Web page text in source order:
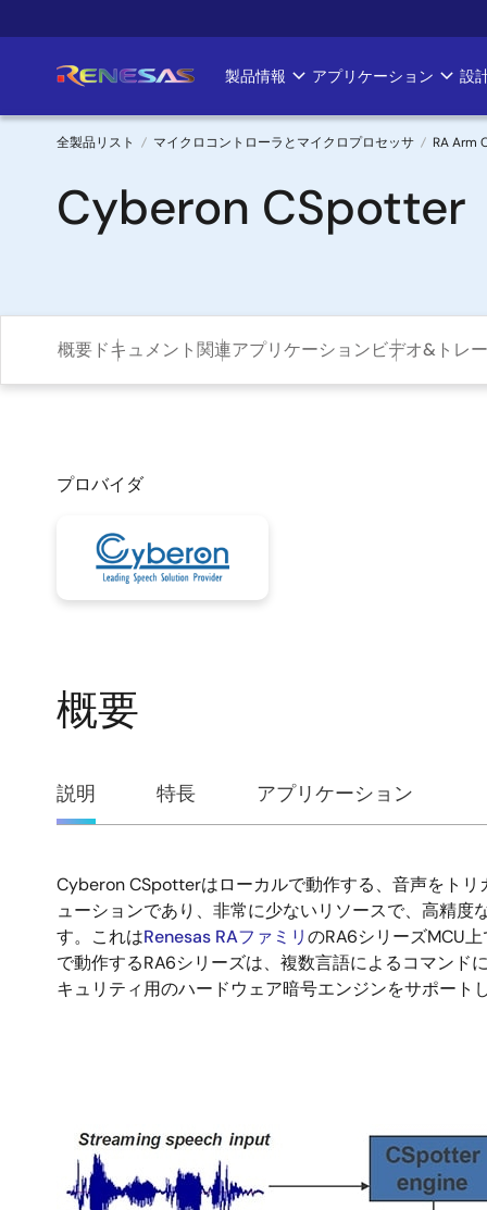
イ
ン
Main
navigation
製品情報 アプリケーション 設
パ
ン
ず
全製品リスト マイクロコントローラとマイクロプロセッサ RA Arm
Cyberon CSpotter
概要 ドキュメント 関連アプリケーションビデオ&トレ
プロバイダ
概要
概
説明 特長 アプリケーション
説
明
Cyberon CSpotterはローカルで動作する、音声をトリ
ューションであり、非常に少ないリソースで、高精度
す。これはRenesas RAファミリのRA6シリーズMCU
で動作するRA6シリーズは、複数言語によるコマンド
キュリティ用のハードウェア暗号エンジンをサポート